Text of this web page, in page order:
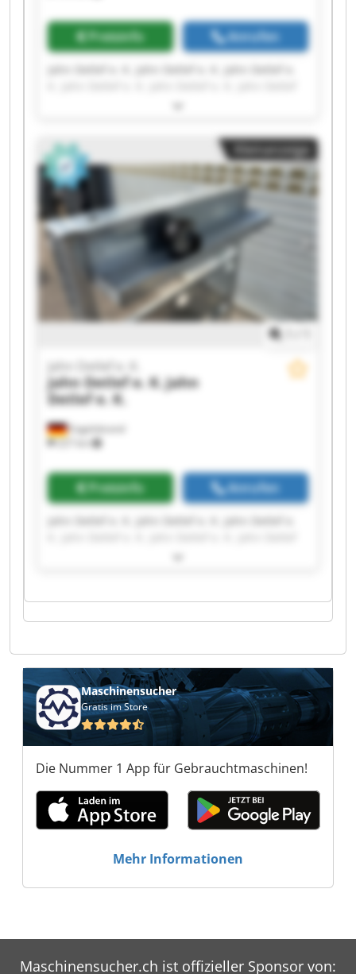
Preisinfo Anrufen
e. K. Jahn Detlef e. K. Jahn Detlef e. K. Jahn
Jahn Detlef e. K. Jahn Detlef e. K. Jahn Detlef e.
K. Jahn Detlef e. K. Jahn Detlef e. K. Jahn Detlef
e. K. Jahn Detlef e. K. Jahn Detlef e. K. Jahn
Detlef e. K.
Kleinanzeige
Engelsbrand
227 km
Jahn Detlef e. K.
Jahn Detlef e. K.Jahn
Detlef e. K.
Preisinfo Anrufen
e. K. Jahn Detlef e. K. Jahn Detlef e. K. Jahn
K. Jahn Detlef e. K. Jahn Detlef e. K. Jahn Detlef
e. K. Jahn Detlef e. K. Jahn Detlef e. K. Jahn
Maschinensucher
Gratis im Store
Die Nummer 1 App für Gebrauchtmaschinen!
Mehr Informationen
Maschinensucher.ch ist offizieller Sponsor von: